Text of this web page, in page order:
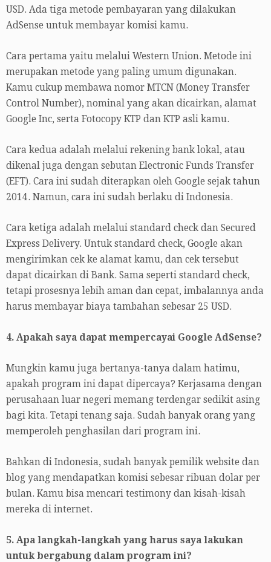
USD. Ada tiga metode pembayaran yang dilakukan
AdSense untuk membayar komisi kamu.
Cara pertama yaitu melalui Western Union. Metode ini
merupakan metode yang paling umum digunakan.
Kamu cukup membawa nomor MTCN (Money Transfer
Control Number), nominal yang akan dicairkan, alamat
Google Inc, serta Fotocopy KTP dan KTP asli kamu.
Cara kedua adalah melalui rekening bank lokal, atau
dikenal juga dengan sebutan Electronic Funds Transfer
(EFT). Cara ini sudah diterapkan oleh Google sejak tahun
2014. Namun, cara ini sudah berlaku di Indonesia.
Cara ketiga adalah melalui standard check dan Secured
Express Delivery. Untuk standard check, Google akan
mengirimkan cek ke alamat kamu, dan cek tersebut
dapat dicairkan di Bank. Sama seperti standard check,
tetapi prosesnya lebih aman dan cepat, imbalannya anda
harus membayar biaya tambahan sebesar 25 USD.
4. Apakah saya dapat mempercayai Google AdSense?
Mungkin kamu juga bertanya-tanya dalam hatimu,
apakah program ini dapat dipercaya? Kerjasama dengan
perusahaan luar negeri memang terdengar sedikit asing
bagi kita. Tetapi tenang saja. Sudah banyak orang yang
memperoleh penghasilan dari program ini.
Bahkan di Indonesia, sudah banyak pemilik website dan
blog yang mendapatkan komisi sebesar ribuan dolar per
bulan. Kamu bisa mencari testimony dan kisah-kisah
mereka di internet.
5. Apa langkah-langkah yang harus saya lakukan
untuk bergabung dalam program ini?